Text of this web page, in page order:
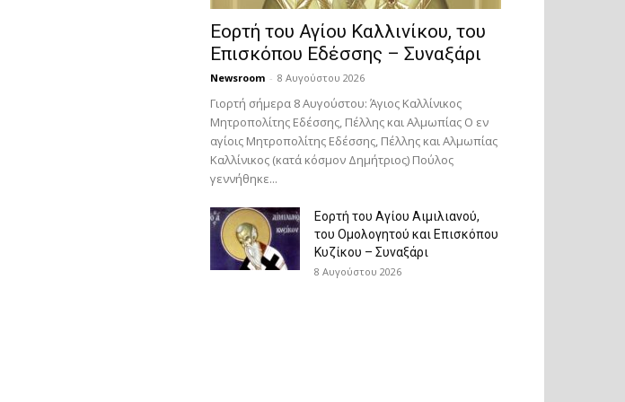
Εορτή του Αγίου Καλλινίκου, του
Επισκόπου Εδέσσης – Συναξάρι
Newsroom - 8 Αυγούστου 2026
Γιορτή σήμερα 8 Αυγούστου: Άγιος Καλλίνικος
Μητροπολίτης Εδέσσης, Πέλλης και Αλμωπίας Ο εν
αγίοις Μητροπολίτης Εδέσσης, Πέλλης και Αλμωπίας
Καλλίνικος (κατά κόσμον Δημήτριος) Πούλος
γεννήθηκε...
Εορτή του Αγίου Αιμιλιανού,
του Ομολογητού και Επισκόπου
Κυζίκου – Συναξάρι
8 Αυγούστου 2026